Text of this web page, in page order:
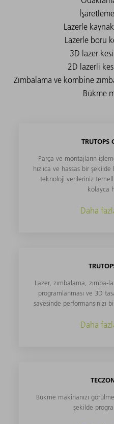
TRUTOPS
Parça ve montajların
hızlıca ve hassas bir
teknoloji verileriniz
kolayca
Daha
Lazer, zımbalama,
programlanması ve 3D
sayesinde performansınızı
Daha
Bükme makinanızı
şekilde